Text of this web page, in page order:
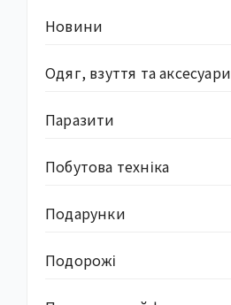
Новини
Одяг, взуття та аксесуари
Паразити
Побутова техніка
Подарунки
Подорожі